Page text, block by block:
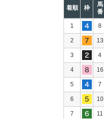
着順 枠
馬
番
1 8
2 13
3 4
4 16
5 7
6 10
7 11